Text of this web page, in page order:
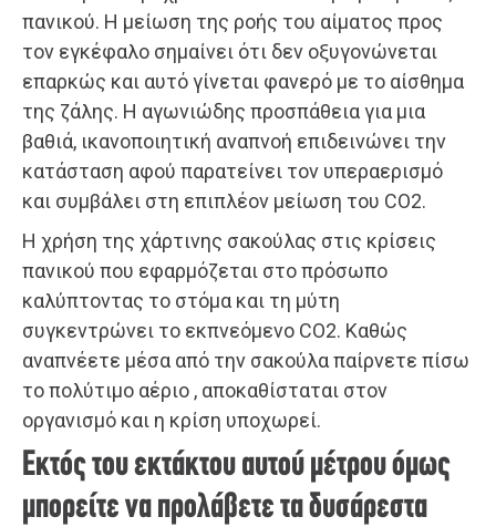
πανικού. Η μείωση της ροής του αίματος προς
τον εγκέφαλο σημαίνει ότι δεν οξυγονώνεται
επαρκώς και αυτό γίνεται φανερό με το αίσθημα
της ζάλης. Η αγωνιώδης προσπάθεια για μια
βαθιά, ικανοποιητική αναπνοή επιδεινώνει την
κατάσταση αφού παρατείνει τον υπεραερισμό
και συμβάλει στη επιπλέον μείωση του CO2.
Η χρήση της χάρτινης σακούλας στις κρίσεις
πανικού που εφαρμόζεται στο πρόσωπο
καλύπτοντας το στόμα και τη μύτη
συγκεντρώνει το εκπνεόμενο CO2. Καθώς
αναπνέετε μέσα από την σακούλα παίρνετε πίσω
το πολύτιμο αέριο , αποκαθίσταται στον
οργανισμό και η κρίση υποχωρεί.
Εκτός του εκτάκτου αυτού μέτρου όμως
μπορείτε να προλάβετε τα δυσάρεστα